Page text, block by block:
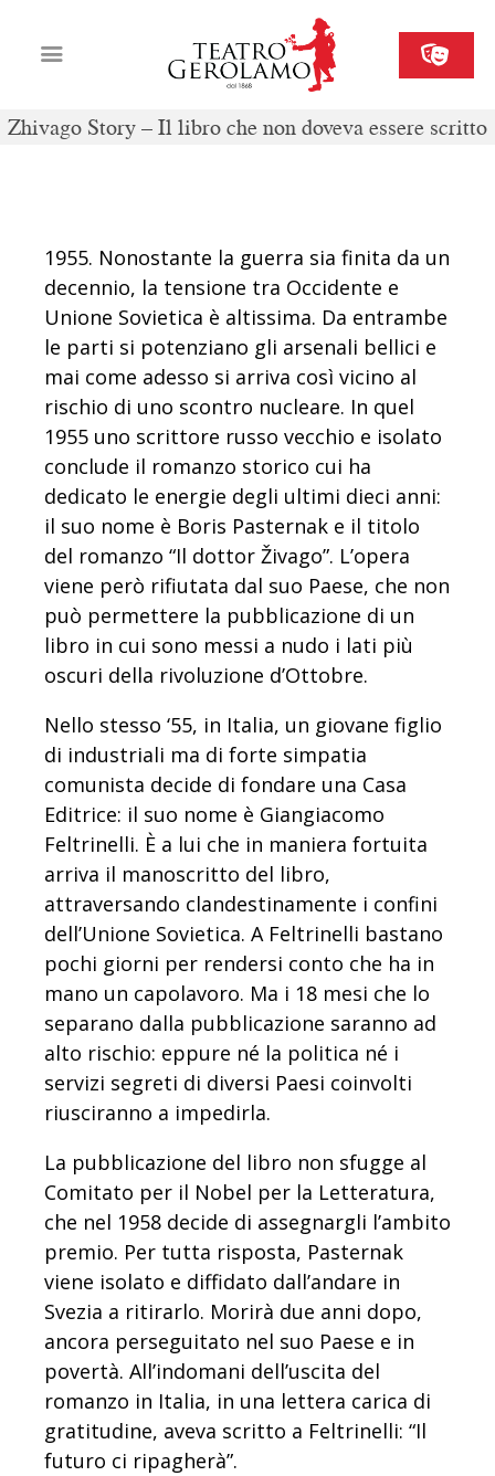
Zhivago Story – Il libro che non doveva essere scritto
Organizza il tuo evento
Contatti
1955. Nonostante la guerra sia finita da un
decennio, la tensione tra Occidente e
Unione Sovietica è altissima. Da entrambe
le parti si potenziano gli arsenali bellici e
mai come adesso si arriva così vicino al
rischio di uno scontro nucleare. In quel
1955 uno scrittore russo vecchio e isolato
conclude il romanzo storico cui ha
dedicato le energie degli ultimi dieci anni:
il suo nome è Boris Pasternak e il titolo
del romanzo “Il dottor Živago”. L’opera
viene però rifiutata dal suo Paese, che non
può permettere la pubblicazione di un
libro in cui sono messi a nudo i lati più
oscuri della rivoluzione d’Ottobre.
Nello stesso ‘55, in Italia, un giovane figlio
di industriali ma di forte simpatia
comunista decide di fondare una Casa
Editrice: il suo nome è Giangiacomo
Feltrinelli. È a lui che in maniera fortuita
arriva il manoscritto del libro,
attraversando clandestinamente i confini
dell’Unione Sovietica. A Feltrinelli bastano
pochi giorni per rendersi conto che ha in
mano un capolavoro. Ma i 18 mesi che lo
separano dalla pubblicazione saranno ad
alto rischio: eppure né la politica né i
servizi segreti di diversi Paesi coinvolti
riusciranno a impedirla.
La pubblicazione del libro non sfugge al
Comitato per il Nobel per la Letteratura,
che nel 1958 decide di assegnargli l’ambito
premio. Per tutta risposta, Pasternak
viene isolato e diffidato dall’andare in
Svezia a ritirarlo. Morirà due anni dopo,
ancora perseguitato nel suo Paese e in
povertà. All’indomani dell’uscita del
romanzo in Italia, in una lettera carica di
gratitudine, aveva scritto a Feltrinelli: “Il
futuro ci ripagherà”.